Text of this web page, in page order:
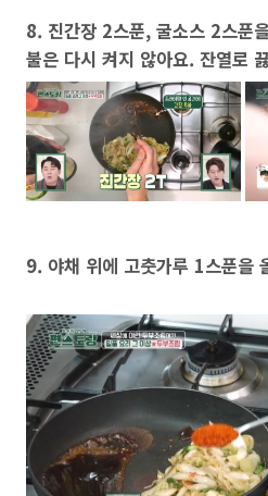
8. 진간장 2스푼, 굴소스 2스푼
불은 다시 켜지 않아요. 잔열로
9. 야채 위에 고춧가루 1스푼을